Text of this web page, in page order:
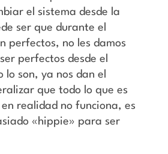
el sistema desde la
ser que durante el
perfectos, no les damos
perfectos desde el
lo son, ya nos dan el
que todo lo que es
realidad no funciona, es
«hippie» para ser